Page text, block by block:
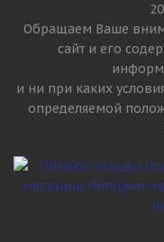
Обращаем Ваше
сайт и его
и ни при каких
определяемой